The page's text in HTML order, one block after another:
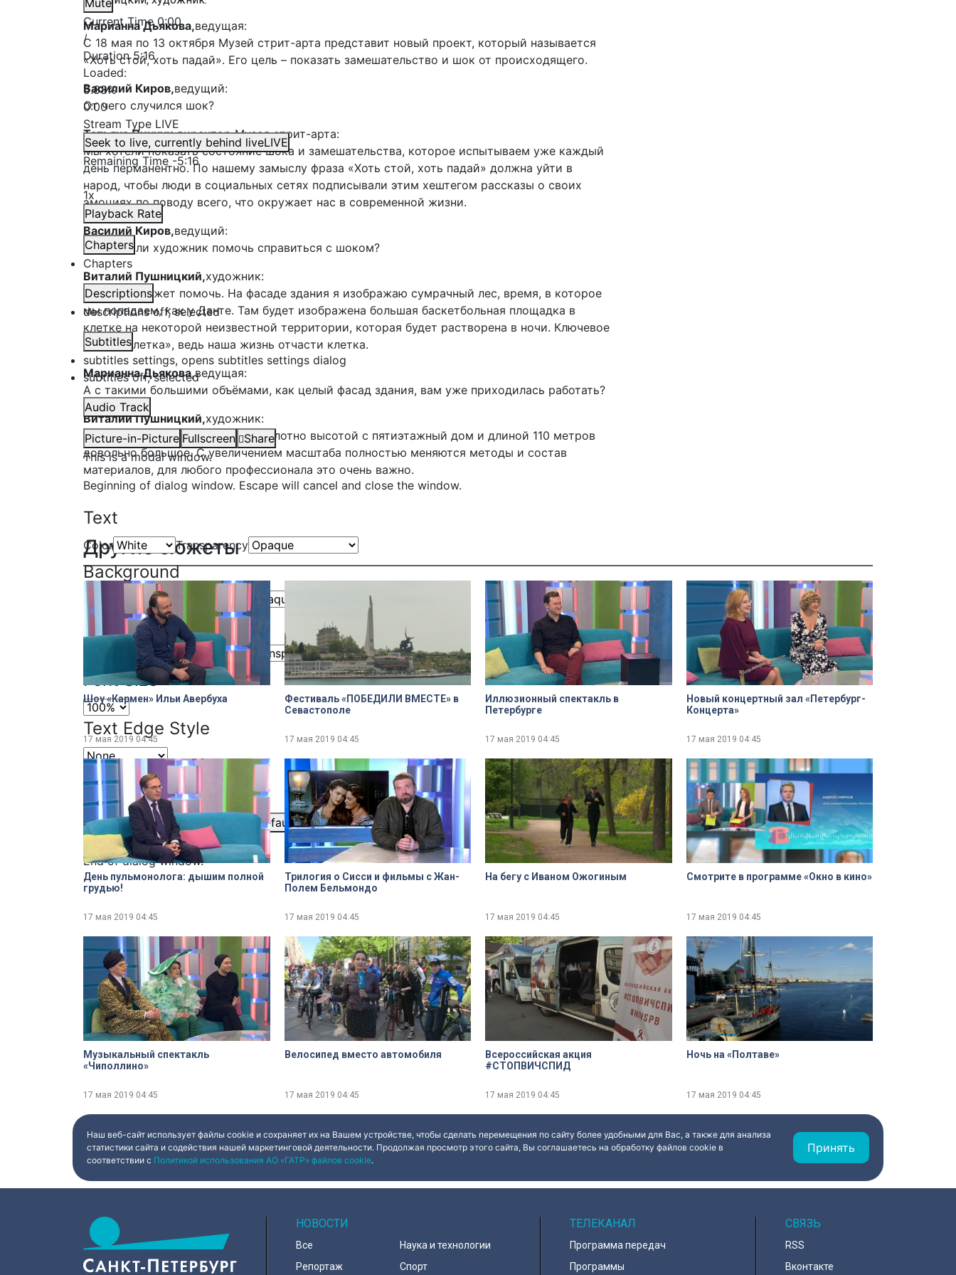
Mute
Current Time 0:00
/
Duration5:16
Loaded:
5.88%
0:00
Stream Type LIVE
Seek to live, currently behind liveLIVE
Remaining Time -5:16
1x
Playback Rate
Chapters
Chapters
Descriptions
descriptions off, selected
Subtitles
subtitles settings, opens subtitles settings dialog
subtitles off, selected
Audio Track
Picture-in-Picture Fullscreen
Share
This is a modal window.
Beginning of dialog window. Escape will cancel and close the window.
Text
Color Transparency
Background
Color Transparency
Window
Transparency
Font Size
Text Edge Style
Font Family
Resetrestore all settings to the default values Done
Close Modal Dialog
End of dialog window.
Марианна Дьякова,ведущая:
С 18 мая по 13 октября Музей стрит-арта представит новый проект, который называется
«Хоть стой, хоть падай». Его цель – показать замешательство и шок от происходящего.
Василий Киров,ведущий:
От чего случился шок?
Татьяна Пинчук,директор Музея стрит-арта:
Мы хотели показать состояние шока и замешательства, которое испытываем уже каждый
день перманентно. По нашему замыслу фраза «Хоть стой, хоть падай» должна уйти в
народ, чтобы люди в социальных сетях подписывали этим хештегом рассказы о своих
эмоциях по поводу всего, что окружает нас в современной жизни.
Василий Киров,ведущий:
А может ли художник помочь справиться с шоком?
Виталий Пушницкий,художник:
Никак не может помочь. На фасаде здания я изображаю сумрачный лес, время, в которое
мы попадаем, как у Данте. Там будет изображена большая баскетбольная площадка в
клетке на некоторой неизвестной территории, которая будет растворена в ночи. Ключевое
слово «клетка», ведь наша жизнь отчасти клетка.
Марианна Дьякова,ведущая:
А с такими большими объёмами, как целый фасад здания, вам уже приходилась работать?
Виталий Пушницкий,художник:
Нет, это первый раз. Для меня полотно высотой с пятиэтажный дом и длиной 110 метров
довольно большое. С увеличением масштаба полностью меняются методы и состав
материалов, для любого профессионала это очень важно.
Другие сюжеты
Шоу «Кармен» Ильи Авербуха
17 мая 2019 04:45
Фестиваль «ПОБЕДИЛИ ВМЕСТЕ» в
Севастополе
17 мая 2019 04:45
Иллюзионный спектакль в
Петербурге
17 мая 2019 04:45
Новый концертный зал «Петербург-
Концерта»
17 мая 2019 04:45
День пульмонолога: дышим полной
грудью!
17 мая 2019 04:45
Трилогия о Сисси и фильмы с Жан-
Полем Бельмондо
17 мая 2019 04:45
На бегу с Иваном Ожогиным
17 мая 2019 04:45
Смотрите в программе «Окно в кино»
17 мая 2019 04:45
Музыкальный спектакль
«Чиполлино»
17 мая 2019 04:45
Велосипед вместо автомобиля
17 мая 2019 04:45
Всероссийская акция
#СТОПВИЧСПИД
17 мая 2019 04:45
Ночь на «Полтаве»
17 мая 2019 04:45
Наш веб-сайт использует файлы cookie и сохраняет их на Вашем устройстве, чтобы сделать перемещения по сайту более удобными для Вас, а также для анализа
статистики сайта и содействия нашей маркетинговой деятельности. Продолжая просмотр этого сайта, Вы соглашаетесь на обработку файлов cookie в
соответствии с Политикой использования АО «ГАТР» файлов cookie.
Принять
НОВОСТИ
Все
Репортаж
Наука и технологии
Спорт
ТЕЛЕКАНАЛ
Программа передач
Программы
СВЯЗЬ
RSS
Вконтакте